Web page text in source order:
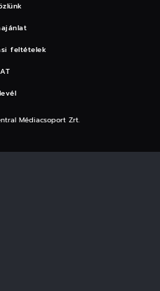
feltételek
Médiacsoport Zrt.